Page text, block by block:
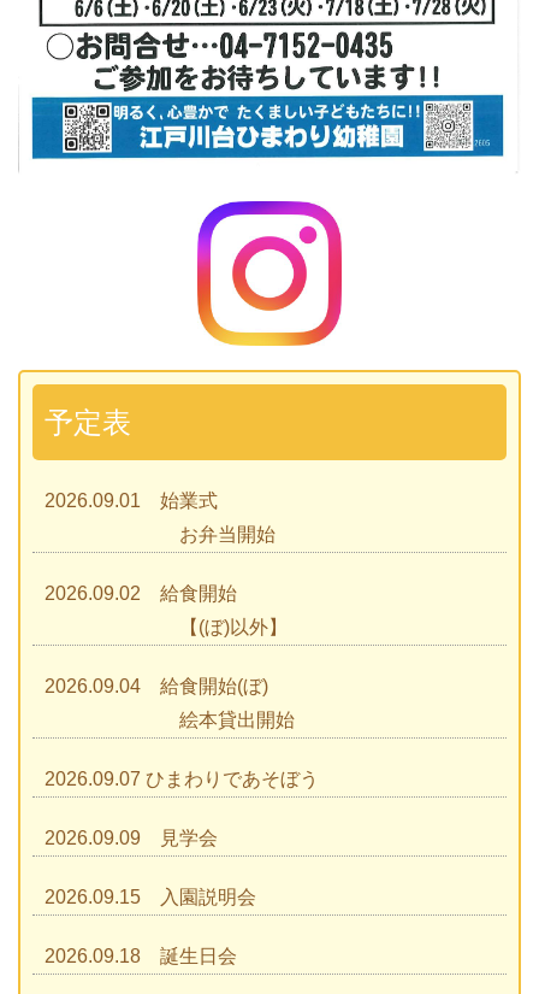
予定表
2026.09.01 始業式
お弁当開始
2026.09.02 給食開始
【(ぼ)以外】
2026.09.04 給食開始(ぼ)
絵本貸出開始
2026.09.07 ひまわりであそぼう
2026.09.09 見学会
2026.09.15 入園説明会
2026.09.18 誕生日会